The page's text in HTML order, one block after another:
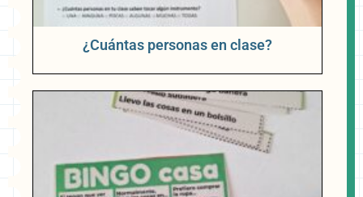
¿Cuántas personas en clase?